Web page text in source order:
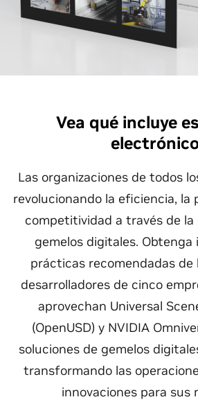
Vea qué incluye
Las organizaciones de todos
revolucionando la eficiencia, la
competitividad a través de la
gemelos digitales.
prácticas recomendadas de
desarrolladores de cinco
aprovechan Universal
(OpenUSD) y NVIDIA
soluciones de gemelos
transformando las
innovaciones para sus